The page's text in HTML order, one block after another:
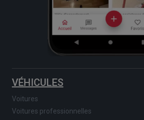
VÉHICULES
Voitures
Voitures professionnelles